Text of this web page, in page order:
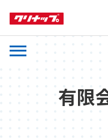
有限